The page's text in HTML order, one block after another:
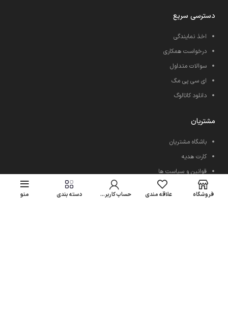
دسترسی سریع
اخذ نمایندگی
درخواست همکاری
سوالات متداول
ای سی پی مگ
دانلود کاتالوگ
مشتریان
باشگاه مشتریان
کارت هدیه
قوانین و سیاست ها
رویه ارسال کالا
فروشگاه علاقه مندی حساب کاربری من دسته بندی منو